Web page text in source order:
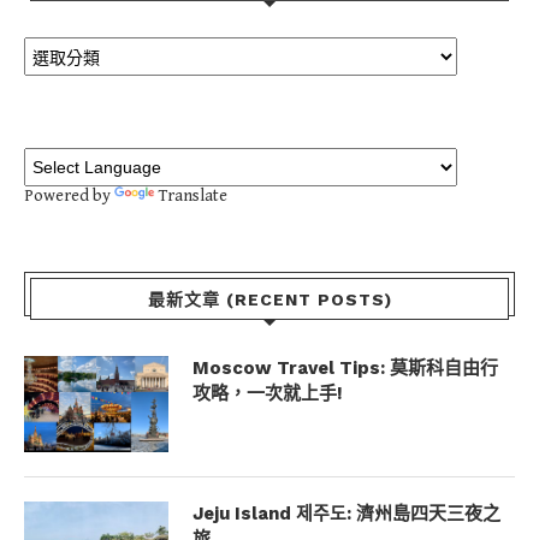
Powered by Translate
最新文章 (RECENT POSTS)
Moscow Travel Tips: 莫斯科自由行
攻略，一次就上手!
Jeju Island 제주도: 濟州島四天三夜之